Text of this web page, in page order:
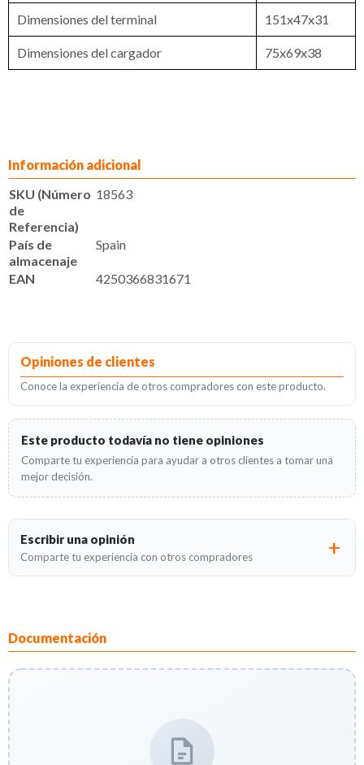
Dimensiones del terminal 151x47x31
Dimensiones del cargador 75x69x38
Información adicional
SKU (Número
de
Referencia)
18563
País de
almacenaje
Spain
EAN 4250366831671
Opiniones de clientes
Conoce la experiencia de otros compradores con este producto.
Este producto todavía no tiene opiniones
Comparte tu experiencia para ayudar a otros clientes a tomar una
mejor decisión.
Escribir una opinión
Comparte tu experiencia con otros compradores
Documentación